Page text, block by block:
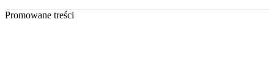
Promowane treści